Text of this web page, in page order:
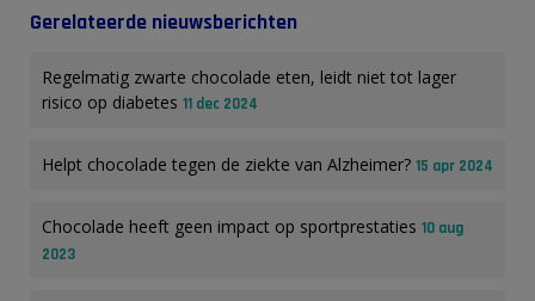
Gerelateerde nieuwsberichten
Regelmatig zwarte chocolade eten, leidt niet tot lager
risico op diabetes 11 dec 2024
Helpt chocolade tegen de ziekte van Alzheimer? 15 apr 2024
Chocolade heeft geen impact op sportprestaties 10 aug
2023